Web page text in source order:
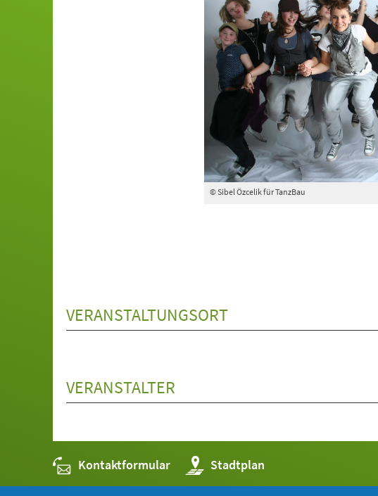
© Sibel Özcelik für TanzBau
VERANSTALTUNGSORT
VERANSTALTER
Kontaktformular Stadtplan
(Öffnet
in
einem